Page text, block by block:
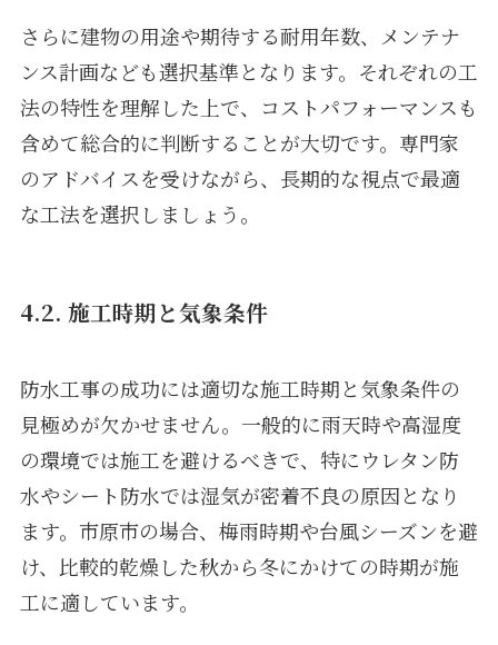
さらに建物の用途や期待する耐用年数、メンテナ
ンス計画なども選択基準となります。それぞれの工
法の特性を理解した上で、コストパフォーマンスも
含めて総合的に判断することが大切です。専門家
のアドバイスを受けながら、長期的な視点で最適
な工法を選択しましょう。
4.2. 施工時期と気象条件
防水工事の成功には適切な施工時期と気象条件の
見極めが欠かせません。一般的に雨天時や高湿度
の環境では施工を避けるべきで、特にウレタン防
水やシート防水では湿気が密着不良の原因となり
ます。市原市の場合、梅雨時期や台風シーズンを避
け、比較的乾燥した秋から冬にかけての時期が施
工に適しています。